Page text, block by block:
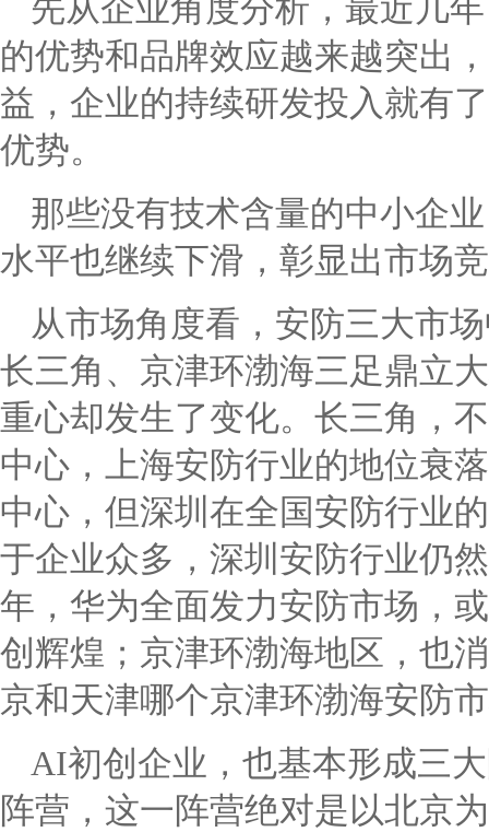
先从企业角度分析，最近几
的优势和品牌效应越来越突出
益，企业的持续研发投入就有
优势。
那些没有技术含量的中小企
水平也继续下滑，彰显出市场
从市场角度看，安防三大市
长三角、京津环渤海三足鼎立
重心却发生了变化。长三角，
中心，上海安防行业的地位衰
中心，但深圳在全国安防行业
于企业众多，深圳安防行业仍
年，华为全面发力安防市场，
创辉煌；京津环渤海地区，也
京和天津哪个京津环渤海安防
AI初创企业，也基本形成三
阵营，这一阵营绝对是以北京